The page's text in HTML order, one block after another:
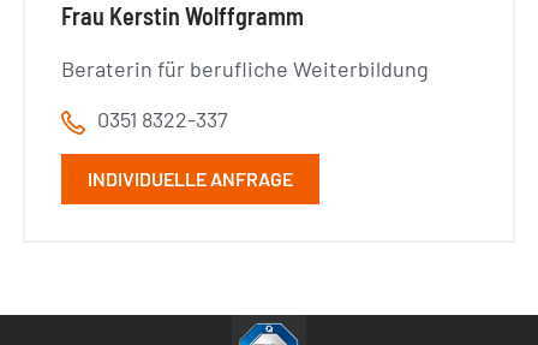
Frau Kerstin Wolffgramm
Beraterin für berufliche Weiterbildung
0351 8322-337
INDIVIDUELLE ANFRAGE